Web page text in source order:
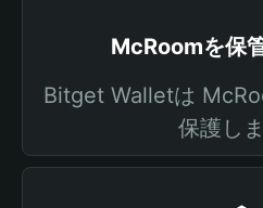
McRoomを保
Bitget Walletは
保護しま